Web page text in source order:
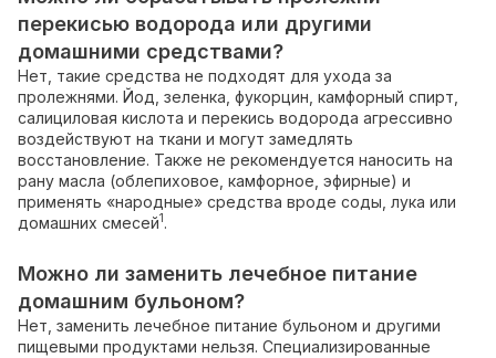
перекисью водорода или другими
домашними средствами?
Нет, такие средства не подходят для ухода за
пролежнями. Йод, зеленка, фукорцин, камфорный спирт,
салициловая кислота и перекись водорода агрессивно
воздействуют на ткани и могут замедлять
восстановление. Также не рекомендуется наносить на
рану масла (облепиховое, камфорное, эфирные) и
применять «народные» средства вроде соды, лука или
домашних смесей1 .
Можно ли заменить лечебное питание
домашним бульоном?
Нет, заменить лечебное питание бульоном и другими
пищевыми продуктами нельзя. Специализированные